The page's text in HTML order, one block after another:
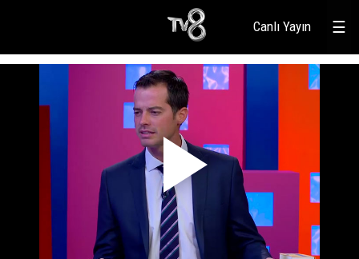
☰
Canlı Yayın